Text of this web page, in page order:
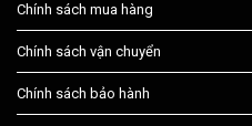
Chính sách mua hàng
Chính sách vận chuyển
Chính sách bảo hành